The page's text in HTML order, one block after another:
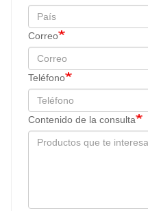
Correo
Teléfono
Contenido de la consulta